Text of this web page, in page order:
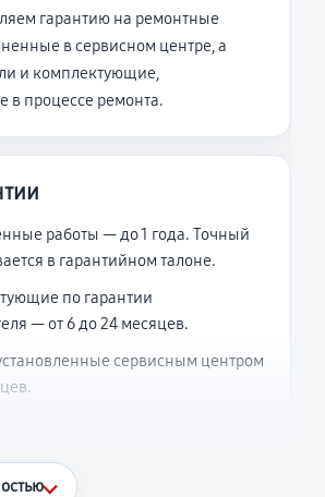
гарантию на ремонтные
в сервисном центре, а
и комплектующие,
в процессе ремонта.
работы — до 1 года. Точный
в гарантийном талоне.
по гарантии
— от 6 до 24 месяцев.
сервисным центром
гарантийным случаем